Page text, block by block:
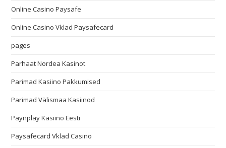
Online Casino Paysafe
Online Casino Vklad Paysafecard
pages
Parhaat Nordea Kasinot
Parimad Kasiino Pakkumised
Parimad Välismaa Kasiinod
Paynplay Kasiino Eesti
Paysafecard Vklad Casino